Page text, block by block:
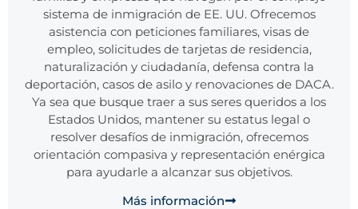
sistema de inmigración de EE. UU. Ofrecemos
asistencia con peticiones familiares, visas de
empleo, solicitudes de tarjetas de residencia,
naturalización y ciudadanía, defensa contra la
deportación, casos de asilo y renovaciones de DACA.
Ya sea que busque traer a sus seres queridos a los
Estados Unidos, mantener su estatus legal o
resolver desafíos de inmigración, ofrecemos
orientación compasiva y representación enérgica
para ayudarle a alcanzar sus objetivos.
Más información